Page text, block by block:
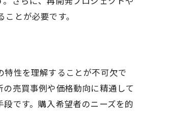
とが必要です。
性を理解することが不可欠で
売買事例や価格動向に精通して
です。購入希望者のニーズを的